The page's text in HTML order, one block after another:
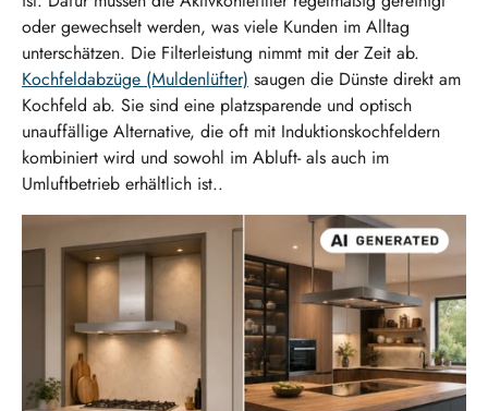
oder gewechselt werden, was viele Kunden im Alltag
unterschätzen. Die Filterleistung nimmt mit der Zeit ab.
Kochfeldabzüge (Muldenlüfter) saugen die Dünste direkt am
Kochfeld ab. Sie sind eine platzsparende und optisch
unauffällige Alternative, die oft mit Induktionskochfeldern
kombiniert wird und sowohl im Abluft- als auch im
Umluftbetrieb erhältlich ist..